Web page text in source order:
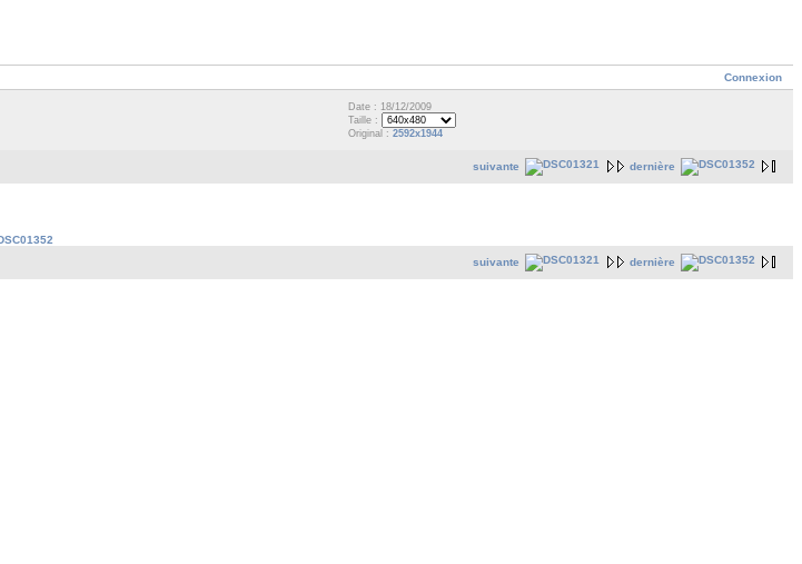
Connexion
Date : 18/12/2009
Taille :
Original : 2592x1944
suivante dernière
suivante
dernière